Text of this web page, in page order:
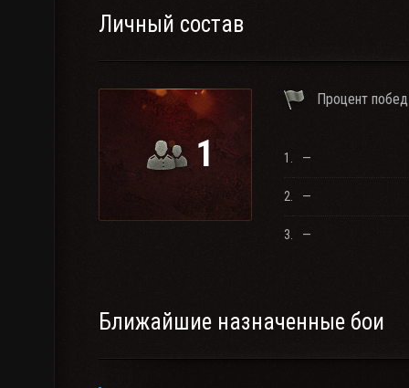
Личный состав
1
Процент побед
1. —
2. —
3. —
Ближайшие назначенные бои